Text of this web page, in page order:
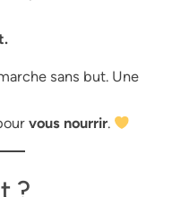
sans but. Une
vous nourrir.
?